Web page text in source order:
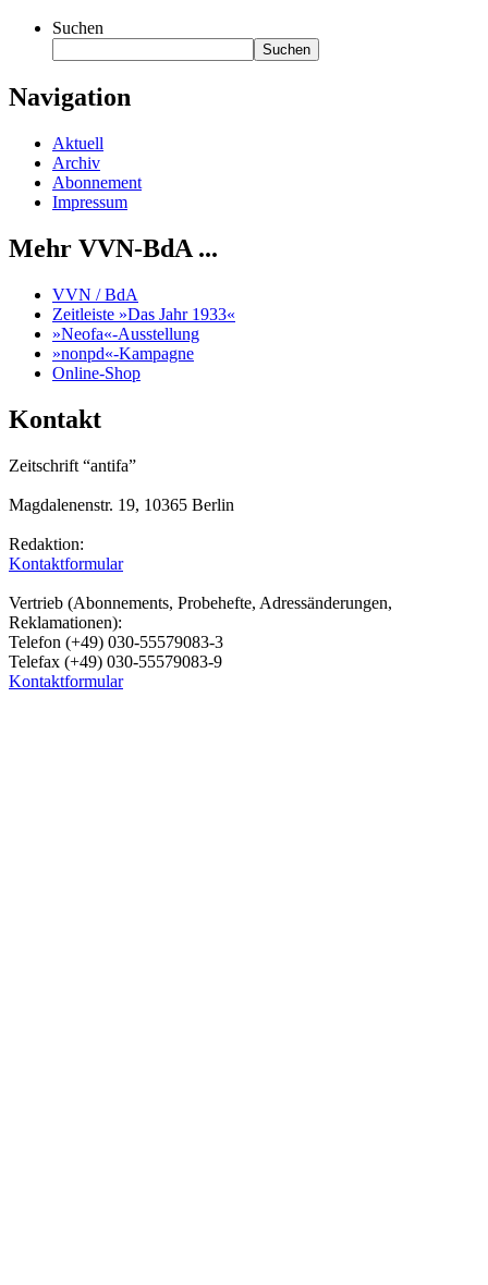
Suchen
Suchen
Navigation
Aktuell
Archiv
Abonnement
Impressum
Mehr VVN-BdA ...
VVN / BdA
Zeitleiste »Das Jahr 1933«
»Neofa«-Ausstellung
»nonpd«-Kampagne
Online-Shop
Kontakt
Zeitschrift “antifa”
Magdalenenstr. 19, 10365 Berlin
Redaktion:
Kontaktformular
Vertrieb (Abonnements, Probehefte, Adressänderungen,
Reklamationen):
Telefon (+49) 030-55579083-3
Telefax (+49) 030-55579083-9
Kontaktformular